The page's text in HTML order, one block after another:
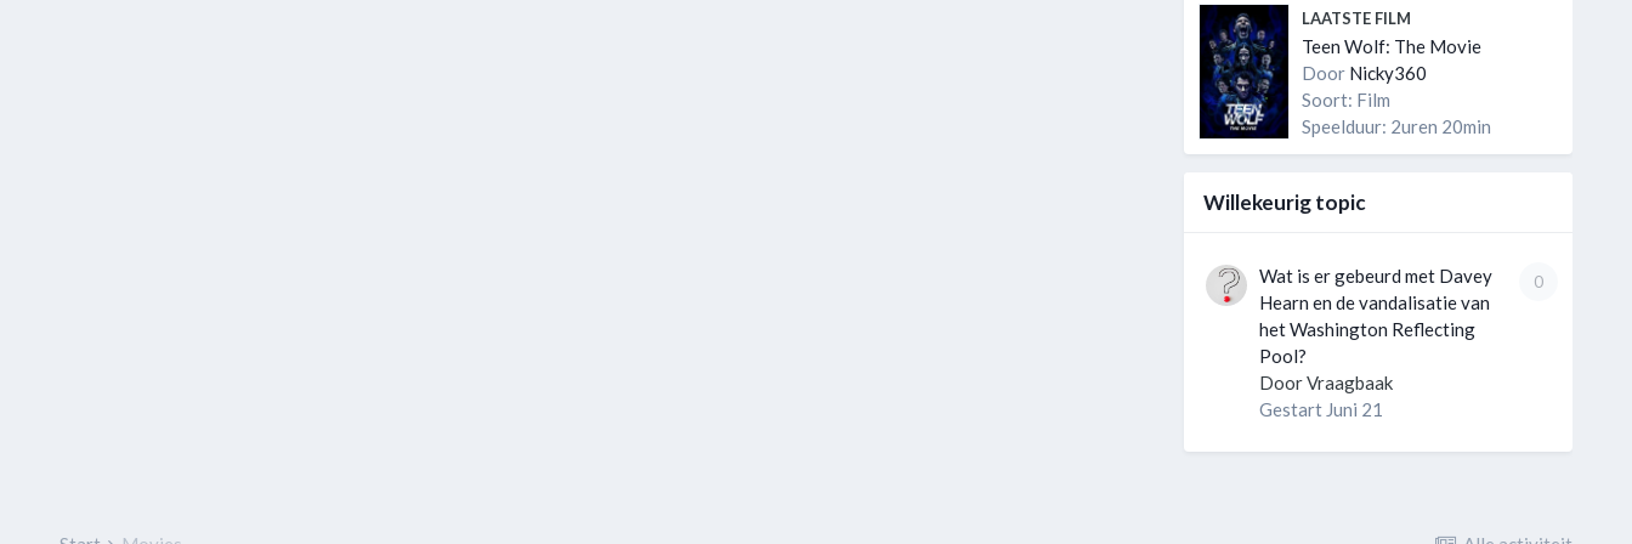
LAATSTE FILM
Teen Wolf: The Movie
Door Nicky360
Soort: Film
Speelduur: 2uren 20min
Willekeurig topic
0
Wat is er gebeurd met Davey
Hearn en de vandalisatie van
het Washington Reflecting
Pool?
DoorVraagbaak
Gestart Juni 21